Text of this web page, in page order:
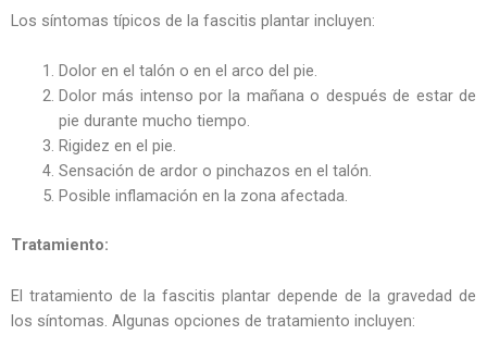
Los síntomas típicos de la fascitis plantar incluyen:
Dolor en el talón o en el arco del pie.
Dolor más intenso por la mañana o después de estar de
pie durante mucho tiempo.
Rigidez en el pie.
Sensación de ardor o pinchazos en el talón.
Posible inflamación en la zona afectada.
Tratamiento:
El tratamiento de la fascitis plantar depende de la gravedad de
los síntomas. Algunas opciones de tratamiento incluyen: